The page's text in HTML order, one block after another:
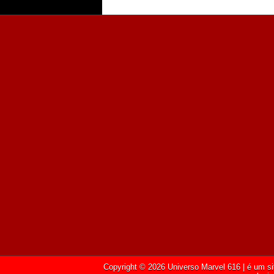
Copyright © 2026 Universo Marvel 616 | é um